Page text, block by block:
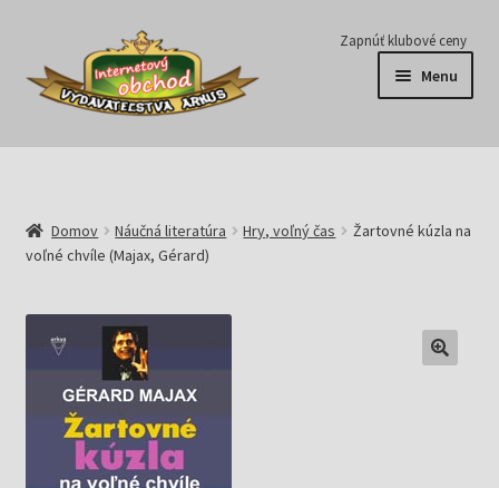
Preskočiť
navigáciu
Preskočiť
obsah
Zapnúť klubové ceny
Menu
Série
E-knihy
Predplatné
Pripravujeme
Pre školy
Domov Náučná literatúra Hry, voľný čas
Žartovné kúzla na
voľné chvíle (Majax, Gérard)